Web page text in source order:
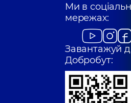
Ми в
мережах:
Завантажуй
Добробут: